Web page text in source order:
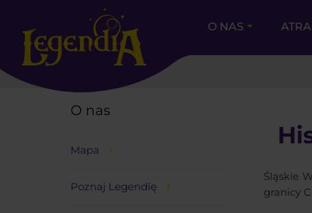
O NAS
O nas
Mapa
Poznaj Legendię
Śląskie
granicy